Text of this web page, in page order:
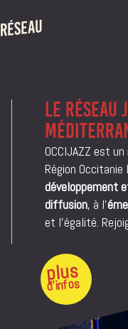
RÉSEAU
ÉQUIPE
LE RÉSEAU
OCCIJAZZ est
Région
développement
diffusion, à l’
et l’égalité.
plus
d'infos